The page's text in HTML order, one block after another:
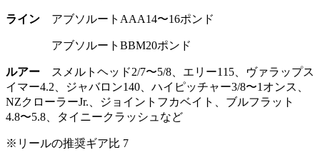
ライン アブソルートAAA14〜16ポンド
アブソルートBBM20ポンド
ルアー スメルトヘッド2/7〜5/8、エリー115、ヴァラップス
イマー4.2、ジャバロン140、ハイピッチャー3/8〜1オンス、
NZクローラーJr.、ジョイントフカベイト、ブルフラット
4.8〜5.8、タイニークラッシュなど
※リールの推奨ギア比 7